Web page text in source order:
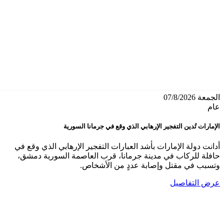
الجمعة 07/8/2026
عام
الإمارات تُدين التفجير الإرهابي الذي وقع في جرمانا السورية
أدانت دولة الإمارات بأشد العبارات التفجير الإرهابي الذي وقع في
حافلة للركاب في مدينة جرمانا، قرب العاصمة السورية دمشق،
وتسبب في مقتل وإصابة عددٍ من الأشخاص.
عرض التفاصيل